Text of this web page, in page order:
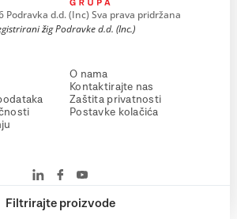
Filtrirajte proizvode
Podravka d.d. (Inc) Sva prava pridržana
žig Podravke d.d. (Inc.)
O nama
Kontaktirajte nas
Zaštita privatnosti
Postavke kolačića